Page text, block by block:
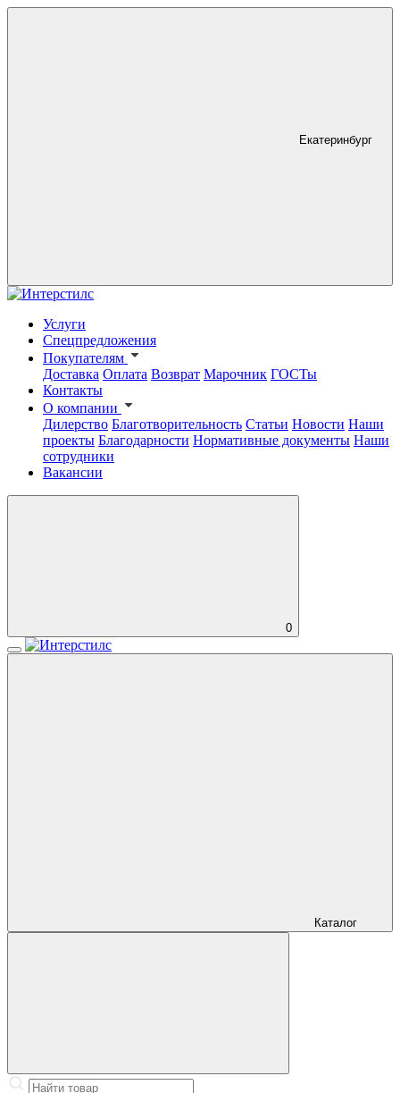
Екатеринбург
Услуги
Спецпредложения
Покупателям
Доставка Оплата Возврат Марочник ГОСТы
Контакты
О компании
Дилерство Благотворительность Статьи Новости Наши
проекты Благодарности Нормативные документы Наши
сотрудники
Вакансии
0
Каталог